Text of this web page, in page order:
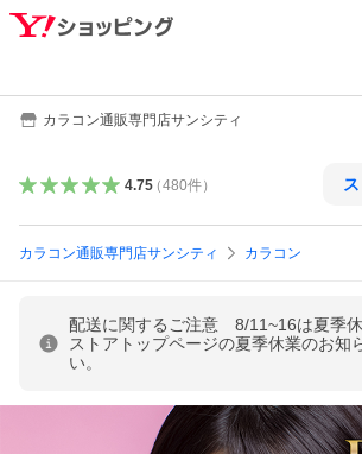
カラコン通販専門店サンシティ
4.75（480件）
カラコン通販専門店サンシティ カラコン
配送に関するご注意 8/11~16は夏季
ストアトップページの夏季休業のお知
い。